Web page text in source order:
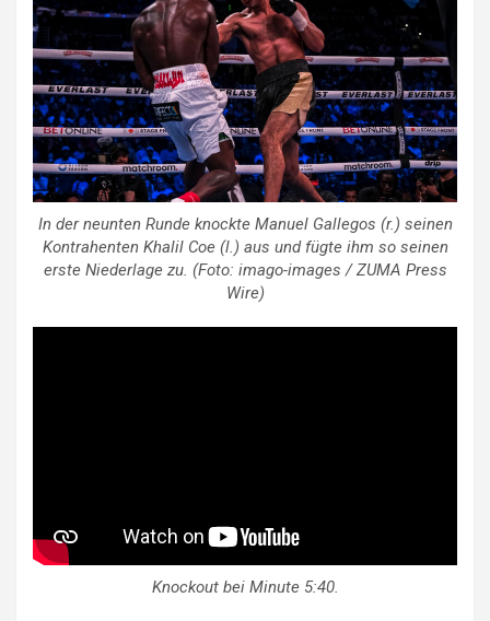
In der neunten Runde knockte Manuel Gallegos (r.) seinen
Kontrahenten Khalil Coe (l.) aus und fügte ihm so seinen
erste Niederlage zu. (Foto: imago-images / ZUMA Press
Wire)
Knockout bei Minute 5:40.